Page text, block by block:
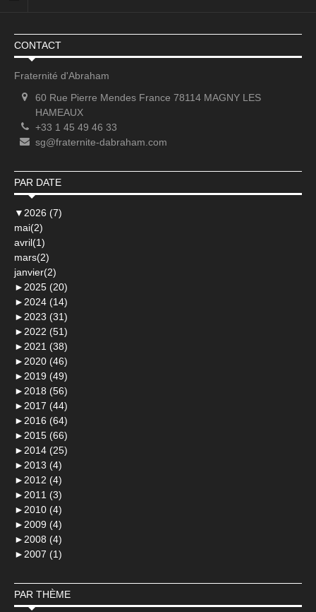
CONTACT
Fraternité d'Abraham
60 Rue Pierre Mendes France 78114 MAGNY LES
HAMEAUX
+33 1 45 49 46 33
sg@fraternite-dabraham.com
PAR DATE
▼ 2026 (7)
mai(2)
avril(1)
mars(2)
janvier(2)
► 2025 (20)
► 2024 (14)
► 2023 (31)
► 2022 (51)
► 2021 (38)
► 2020 (46)
► 2019 (49)
► 2018 (56)
► 2017 (44)
► 2016 (64)
► 2015 (66)
► 2014 (25)
► 2013 (4)
► 2012 (4)
► 2011 (3)
► 2010 (4)
► 2009 (4)
► 2008 (4)
► 2007 (1)
PAR THÈME